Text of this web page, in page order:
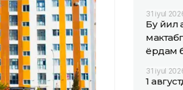
31 iyul
Бу йил
ёрдам
31 iyul
1